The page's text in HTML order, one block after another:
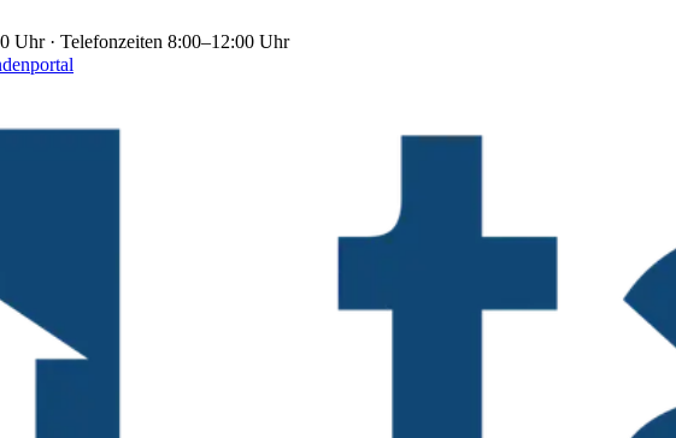
Uhr · Telefonzeiten 8:00–12:00 Uhr